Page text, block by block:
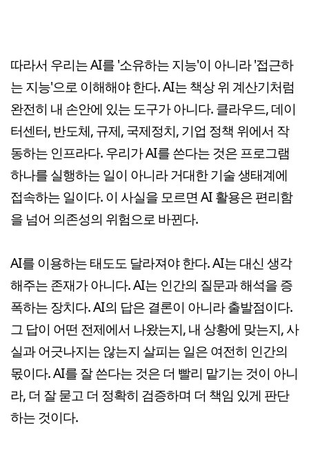
따라서 우리는 AI를 '소유하는 지능'이 아니라 '접근하
는 지능'으로 이해해야 한다. AI는 책상 위 계산기처럼
완전히 내 손안에 있는 도구가 아니다. 클라우드, 데이
터센터, 반도체, 규제, 국제정치, 기업 정책 위에서 작
동하는 인프라다. 우리가 AI를 쓴다는 것은 프로그램
하나를 실행하는 일이 아니라 거대한 기술 생태계에
접속하는 일이다. 이 사실을 모르면 AI 활용은 편리함
을 넘어 의존성의 위험으로 바뀐다.
AI를 이용하는 태도도 달라져야 한다. AI는 대신 생각
해주는 존재가 아니다. AI는 인간의 질문과 해석을 증
폭하는 장치다. AI의 답은 결론이 아니라 출발점이다.
그 답이 어떤 전제에서 나왔는지, 내 상황에 맞는지, 사
실과 어긋나지는 않는지 살피는 일은 여전히 인간의
몫이다. AI를 잘 쓴다는 것은 더 빨리 맡기는 것이 아니
라, 더 잘 묻고 더 정확히 검증하며 더 책임 있게 판단
하는 것이다.